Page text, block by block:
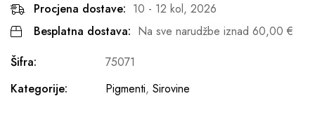
Procjena dostave: 10 - 12 kol, 2026
Besplatna dostava: Na sve narudžbe iznad 60,00 €
Šifra:
75071
Kategorije:
Pigmenti, Sirovine